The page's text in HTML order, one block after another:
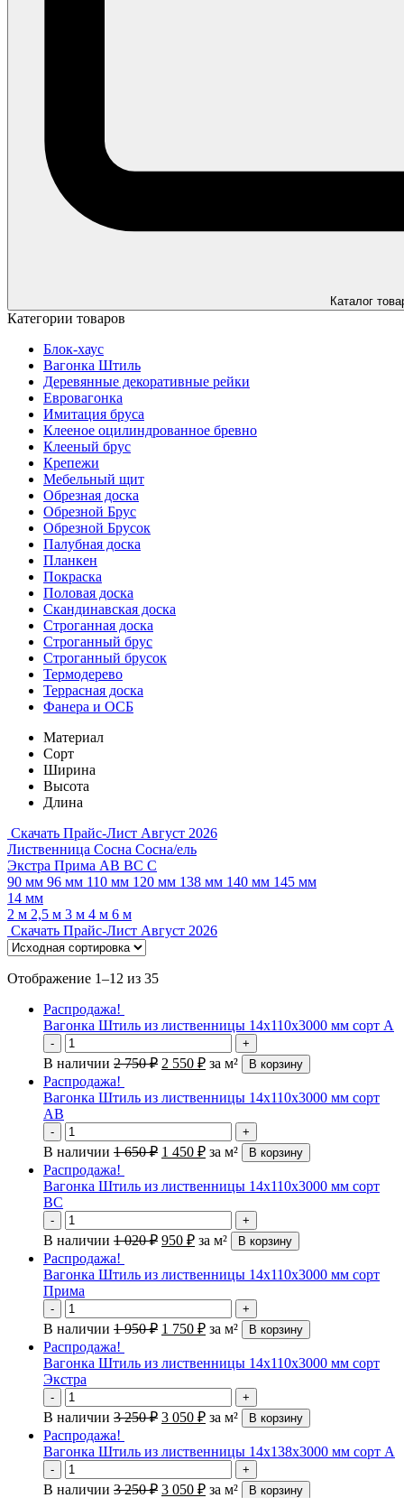
Каталог
Категории товаров
Блок-хаус
Вагонка Штиль
Деревянные декоративные рейки
Евровагонка
Имитация бруса
Клееное оцилиндрованное бревно
Клееный брус
Крепежи
Мебельный щит
Обрезная доска
Обрезной Брус
Обрезной Брусок
Палубная доска
Планкен
Покраска
Половая доска
Скандинавская доска
Строганная доска
Строганный брус
Строганный брусок
Термодерево
Террасная доска
Фанера и ОСБ
Материал
Сорт
Ширина
Высота
Длина
Скачать Прайс-Лист Август 2026
Лиственница Сосна Сосна/ель
Экстра Прима АВ ВС С
90 мм 96 мм 110 мм 120 мм 138 мм 140 мм 145 мм
14 мм
2 м 2,5 м 3 м 4 м 6 м
Скачать Прайс-Лист Август 2026
Отображение 1–12 из 35
Распродажа!
Вагонка Штиль из лиственницы 14х110х3000 мм сорт А
- +
В наличии 2 750₽ 2 550 ₽ за м² В корзину
Распродажа!
Вагонка Штиль из лиственницы 14х110х3000 мм сорт
АВ
- +
В наличии 1 650₽ 1 450 ₽ за м² В корзину
Распродажа!
Вагонка Штиль из лиственницы 14х110х3000 мм сорт
ВС
- +
В наличии 1 020₽ 950 ₽ за м² В корзину
Распродажа!
Вагонка Штиль из лиственницы 14х110х3000 мм сорт
Прима
- +
В наличии 1 950₽ 1 750 ₽ за м² В корзину
Распродажа!
Вагонка Штиль из лиственницы 14х110х3000 мм сорт
Экстра
- +
В наличии 3 250₽ 3 050 ₽ за м² В корзину
Распродажа!
Вагонка Штиль из лиственницы 14х138х3000 мм сорт А
- +
В наличии 3 250₽ 3 050 ₽ за м² В корзину